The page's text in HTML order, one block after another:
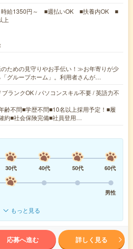
時給1350円～ ■週払いOK ■扶養内OK ■
上
ための見守りやお手伝い！≫お年寄りが少
「グループホーム」。利用者さんが…
ランクOK / パソコンスキル不要 / 英語力不
齢不問■学歴不問■10名以上採用予定！■履
約■社会保険完備■社員登用…
30代 40代 50代
60代
男性
もっと見る
応募へ進む 詳しく見る